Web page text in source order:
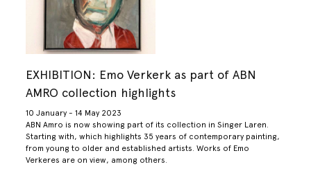
EXHIBITION: Emo Verkerk as part of ABN
AMRO collection highlights
10 January - 14 May 2023
ABN Amro is now showing part of its collection in Singer Laren.
Starting with, which highlights 35 years of contemporary painting,
from young to older and established artists. Works of Emo
Verkeres are on view, among others.